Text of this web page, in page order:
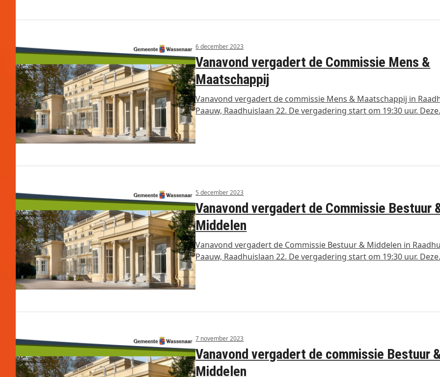
6 december 2023
Vanavond vergadert de Commissie Mens &
Maatschappij
Vanavond vergadert de commissie Mens & Maatschappij in
Paauw, Raadhuislaan 22. De vergadering start om 19:30 uur.
5 december 2023
Vanavond vergadert de Commissie Bestuur
Middelen
Vanavond vergadert de Commissie Bestuur & Middelen in
Paauw, Raadhuislaan 22. De vergadering start om 19:30 uur.
7 november 2023
Vanavond vergadert de commissie Bestuur
Middelen